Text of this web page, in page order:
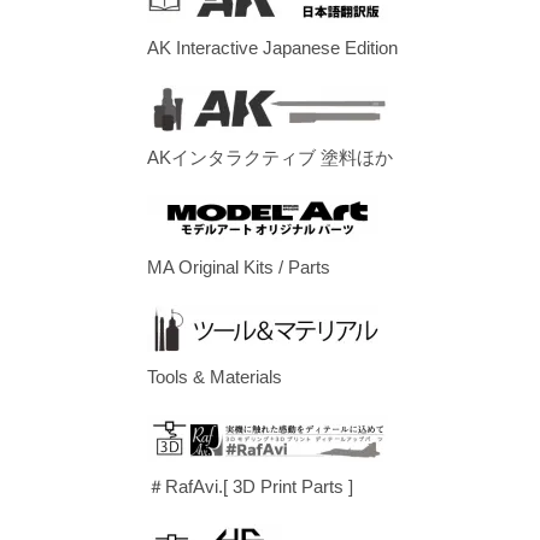
AK Interactive Japanese Edition
AKインタラクティブ 塗料ほか
MA Original Kits / Parts
Tools & Materials
＃RafAvi.[ 3D Print Parts ]